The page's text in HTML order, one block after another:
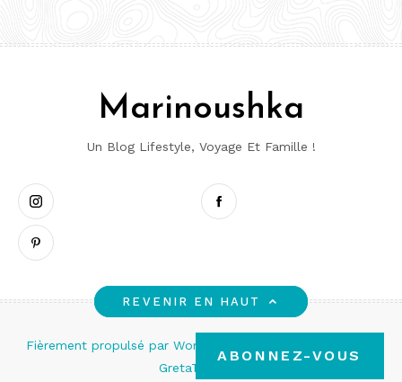
Marinoushka
Un Blog Lifestyle, Voyage Et Famille !
REVENIR EN HAUT
Fièrement propulsé par WordPress
GretaThemes
ABONNEZ-VOUS